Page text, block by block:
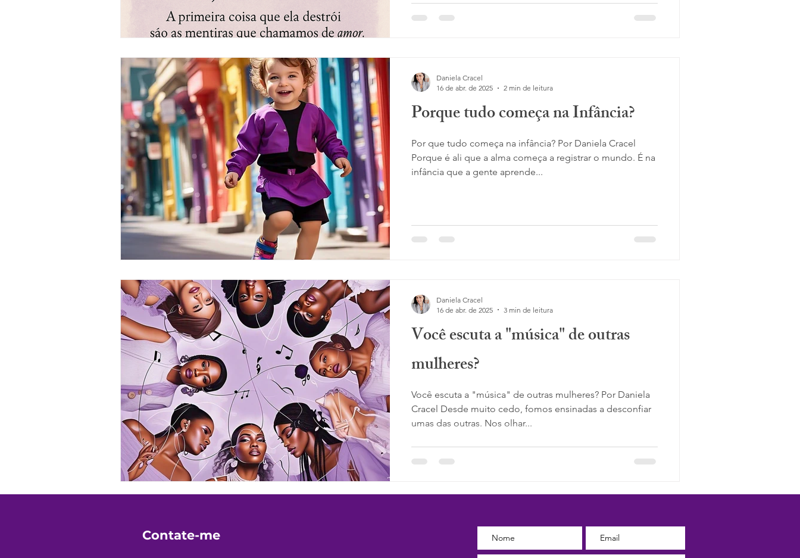
Porque tudo começa na Infância?
Por que tudo começa na infância? Por Daniela Cracel
Porque é ali que a alma começa a registrar o mundo. É na
infância que a gente aprende...
Daniela Cracel
16 de abr. de 2025
2 min de leitura
Você escuta a "música" de outras
mulheres?
Você escuta a "música" de outras mulheres? Por Daniela
Cracel Desde muito cedo, fomos ensinadas a desconfiar
umas das outras. Nos olhar...
Daniela Cracel
16 de abr. de 2025
3 min de leitura
Contate-me